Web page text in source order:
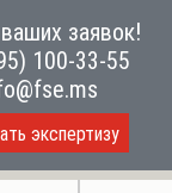
заявок!
100-33-55
экспертизу